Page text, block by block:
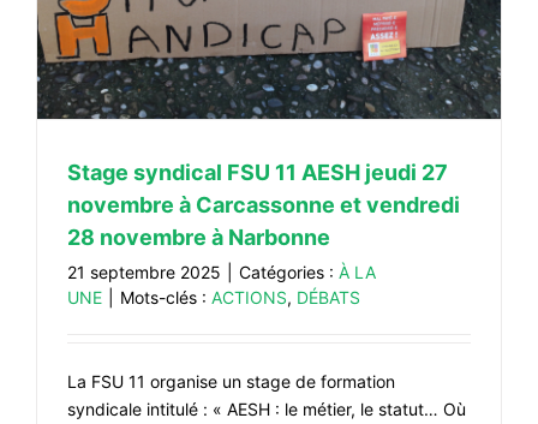
Stage syndical FSU 11 AESH jeudi 27
novembre à Carcassonne et vendredi
28 novembre à Narbonne
21 septembre 2025 Catégories : À LA
UNE
Mots-clés : ACTIONS, DÉBATS
La FSU 11 organise un stage de formation
syndicale intitulé : « AESH : le métier, le statut… Où